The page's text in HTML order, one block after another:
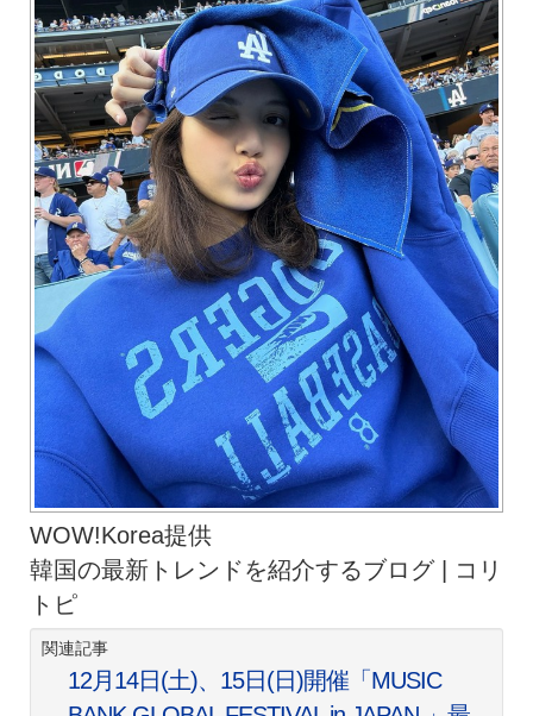
WOW!Korea提供
韓国の最新トレンドを紹介するブログ | コリ
トピ
関連記事
12月14日(土)、15日(日)開催「MUSIC